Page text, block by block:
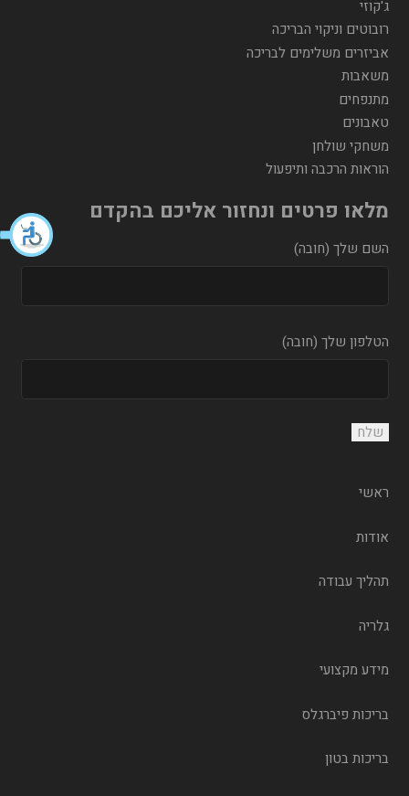
ג'קוזי
רובוטים וניקוי הבריכה
אביזרים משלימים לבריכה
משאבות
מתנפחים
טאבונים
משחקי שולחן
הוראות הרכבה ותיפעול
מלאו פרטים ונחזור אליכם בהקדם
השם שלך (חובה)
הטלפון שלך (חובה)
ראשי
אודות
תהליך עבודה
גלריה
מידע מקצועי
בריכות פיברגלס
בריכות בטון